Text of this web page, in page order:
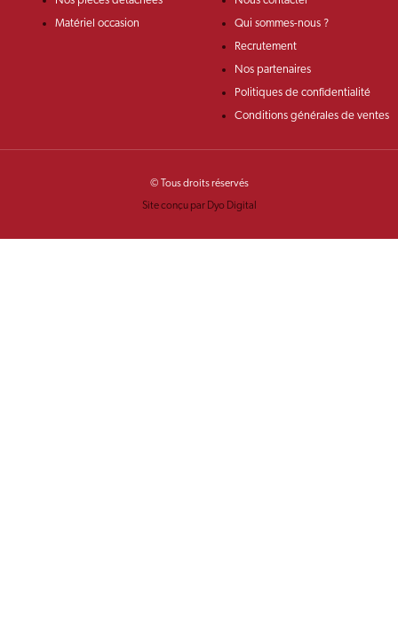
Matériel occasion
Qui sommes-nous ?
Recrutement
Nos partenaires
Politiques de confidentialité
Conditions générales de ventes
© Tous droits réservés
Site conçu par Dyo Digital